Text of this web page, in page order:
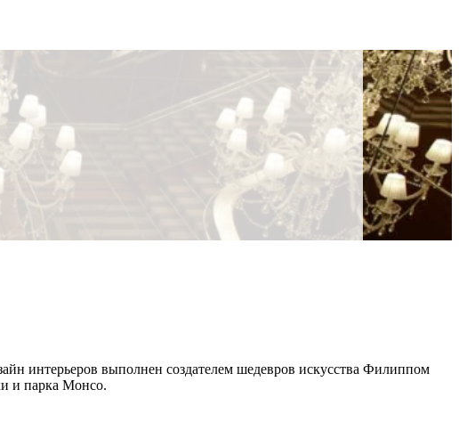
интерьеров выполнен создателем шедевров искусства Филиппом
и парка Монсо.